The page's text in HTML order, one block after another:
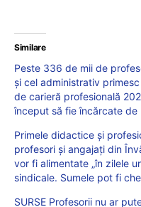
Similare
Peste 336 de mii de
și cel administrativ
de carieră profesională
început să fie încărcate
Primele didactice și
profesori și angajați din
vor fi alimentate „în zilele
sindicale. Sumele pot fi
SURSE Profesorii nu ar